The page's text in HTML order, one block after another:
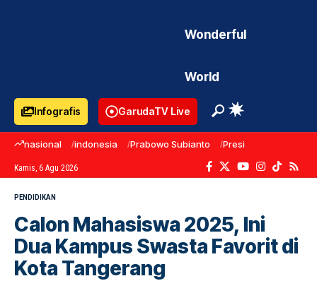
Wonderful
World
Infografis GarudaTV Live
nasional indonesia Prabowo Subianto Presiden Prabowo
Kamis, 6 Agu 2026
PENDIDIKAN
Calon Mahasiswa 2025, Ini
Dua Kampus Swasta Favorit di
Kota Tangerang